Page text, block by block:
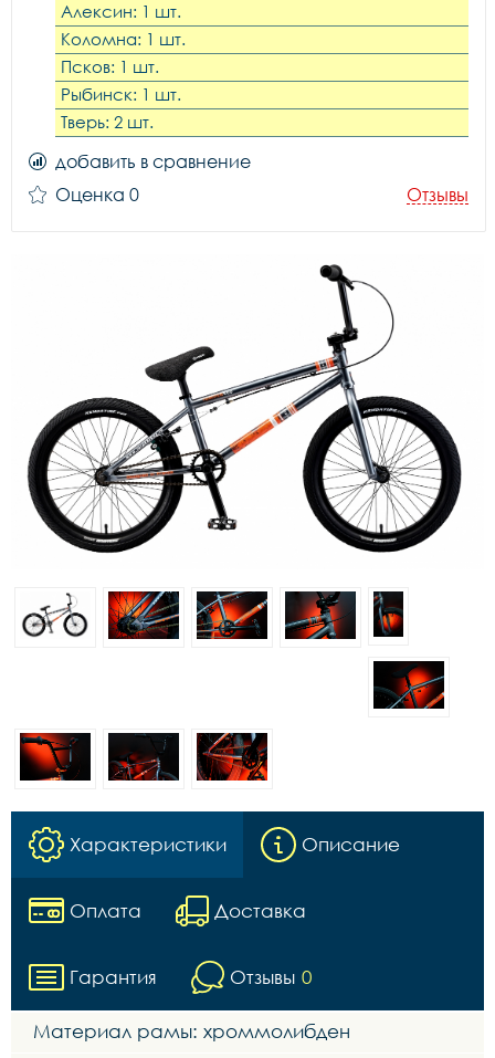
Алексин: 1 шт.
Коломна: 1 шт.
Псков: 1 шт.
Рыбинск: 1 шт.
Тверь: 2 шт.
добавить в сравнение
Оценка 0
Отзывы
Характеристики Описание
Оплата Доставка
Гарантия Отзывы 0
Материал рамы: хроммолибден